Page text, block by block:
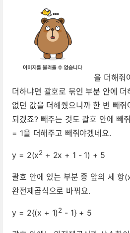
을 더해줘
더하냐면 괄호로 묶인 부분 안에 더
없던 값을 더해줬으니까 한 번 빼줘
되겠죠? 빼주는 것도 괄호 안에 빼
= 1을 더해주고 빼줘야겠네요.
y = 2(x2 + 2x + 1 - 1) + 5
괄호 안에 있는 부분 중 앞의 세 항
완전제곱식으로 바꿔요.
y = 2{(x + 1)2 - 1} + 5